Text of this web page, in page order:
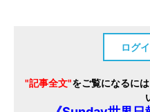
ログ
"記事全文"をご覧になるに